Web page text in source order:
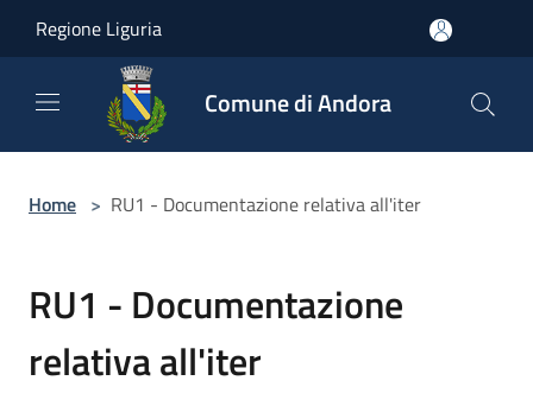
Regione Liguria
Comune di Andora
Home > RU1 - Documentazione relativa all'iter
RU1 - Documentazione
relativa all'iter